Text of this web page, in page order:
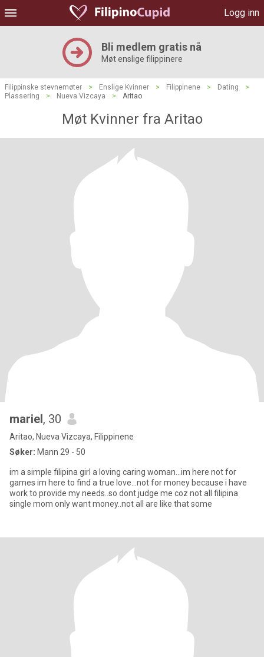
Logg inn
Bli medlem gratis nå
Møt enslige filippinere
Filippinske stevnemøter > Enslige Kvinner > Filippinene > Dating
>
Plassering
> Nueva Vizcaya > Aritao
Møt Kvinner fra Aritao
mariel, 30
Aritao, Nueva Vizcaya, Filippinene
Søker: Mann 29 - 50
im a simple filipina girl a loving caring woman...im here not for
games im here to find a true love...not for money because i have
work to provide my needs..so dont judge me coz not all filipina
single mom only want money..not all are like that some